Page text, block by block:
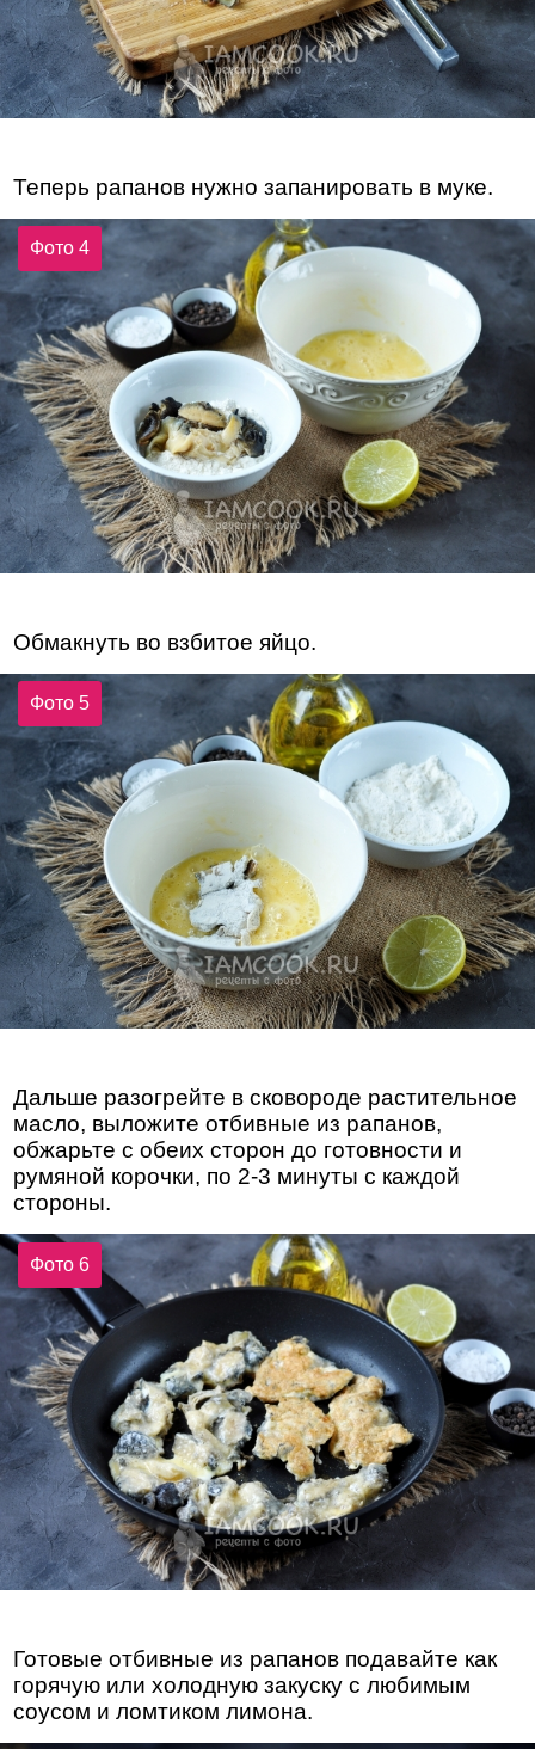
Теперь рапанов нужно запанировать в муке.
Фото 4
Обмакнуть во взбитое яйцо.
Фото 5
Дальше разогрейте в сковороде растительное
масло, выложите отбивные из рапанов,
обжарьте с обеих сторон до готовности и
румяной корочки, по 2-3 минуты с каждой
стороны.
Фото 6
Готовые отбивные из рапанов подавайте как
горячую или холодную закуску с любимым
соусом и ломтиком лимона.